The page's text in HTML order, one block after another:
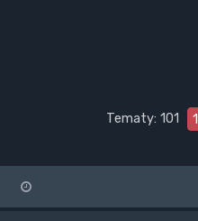
Tematy: 101 1